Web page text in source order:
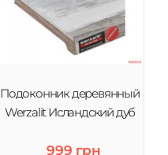
Подоконник деревянный
Werzalit Исландский дуб
999 грн